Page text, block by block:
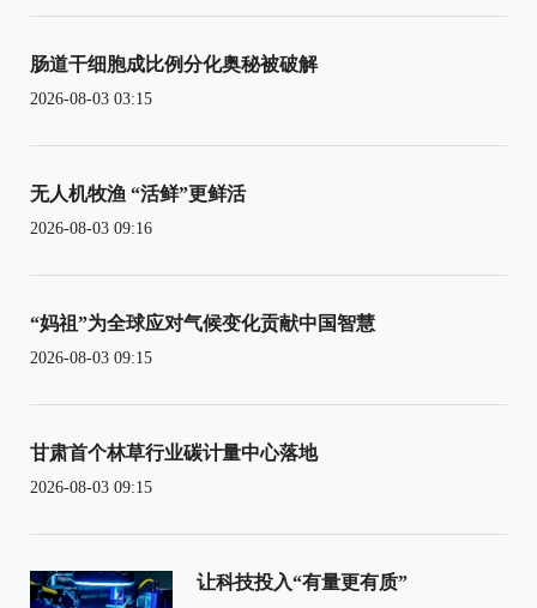
肠道干细胞成比例分化奥秘被破解
2026-08-03 03:15
无人机牧渔 “活鲜”更鲜活
2026-08-03 09:16
“妈祖”为全球应对气候变化贡献中国智慧
2026-08-03 09:15
甘肃首个林草行业碳计量中心落地
2026-08-03 09:15
让科技投入“有量更有质”